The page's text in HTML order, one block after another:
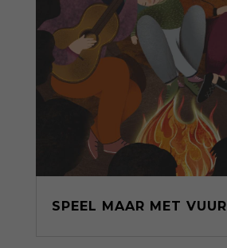
SPEEL MAAR MET VUUR